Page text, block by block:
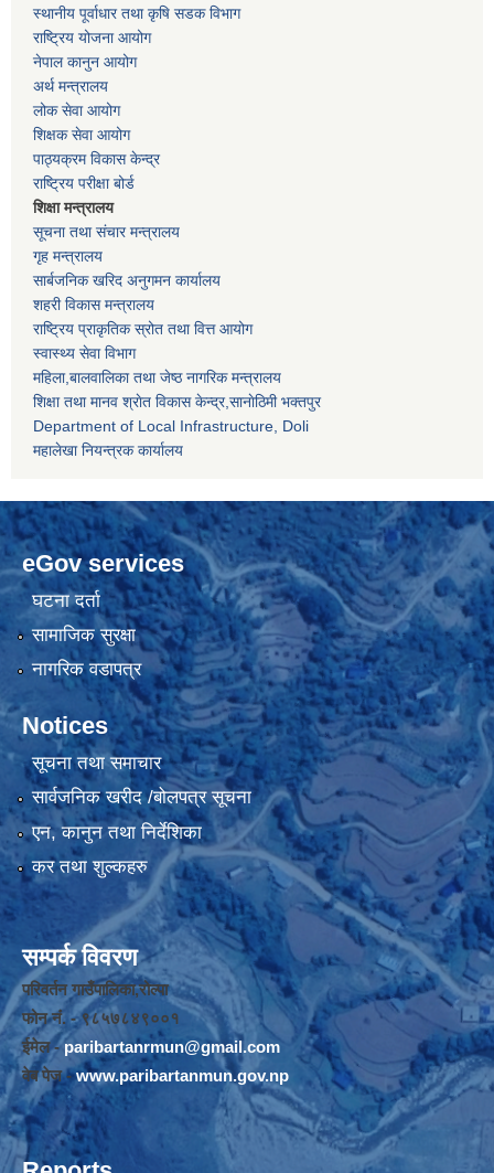
स्थानीय पूर्वाधार तथा कृषि सडक विभाग
राष्ट्रिय योजना आयोग
नेपाल कानुन आयोग
अर्थ मन्त्रालय
लोक सेवा आयोग
शिक्षक सेवा आयोग
पाठ्यक्रम विकास केन्द्र
राष्ट्रिय परीक्षा बोर्ड
शिक्षा मन्त्रालय
सूचना तथा संचार मन्त्रालय
गृह मन्त्रालय
सार्बजनिक खरिद अनुगमन कार्यालय
शहरी विकास मन्त्रालय
राष्ट्रिय प्राकृतिक स्रोत तथा वित्त आयोग
स्वास्थ्य सेवा विभाग
महिला,बालवालिका तथा जेष्ठ नागरिक मन्त्रालय
शिक्षा तथा मानव श्राेत विकास केन्द्र,सानाेठिमी भक्तपुर
Department of Local Infrastructure, Doli
महालेखा नियन्त्रक कार्यालय
eGov services
घटना दर्ता
सामाजिक सुरक्षा
नागरिक वडापत्र
Notices
सूचना तथा समाचार
सार्वजनिक खरीद /बोलपत्र सूचना
एन, कानुन तथा निर्देशिका
कर तथा शुल्कहरु
सम्पर्क विवरण
परिवर्तन गाउँपालिका,रोल्पा
फोन नंं. - ९८५७८४९००१
ईमेल -paribartanrmun@gmail.com
वेब पेज -www.paribartanmun.gov.np